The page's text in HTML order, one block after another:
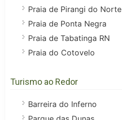
Praia de Pirangi do Norte
Praia de Ponta Negra
Praia de Tabatinga RN
Praia do Cotovelo
Turismo ao Redor
Barreira do Inferno